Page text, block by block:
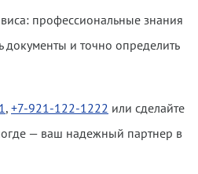
профессиональные знания
и точно определить
, +7-921-122-1222 или сделайте
— ваш надежный партнер в